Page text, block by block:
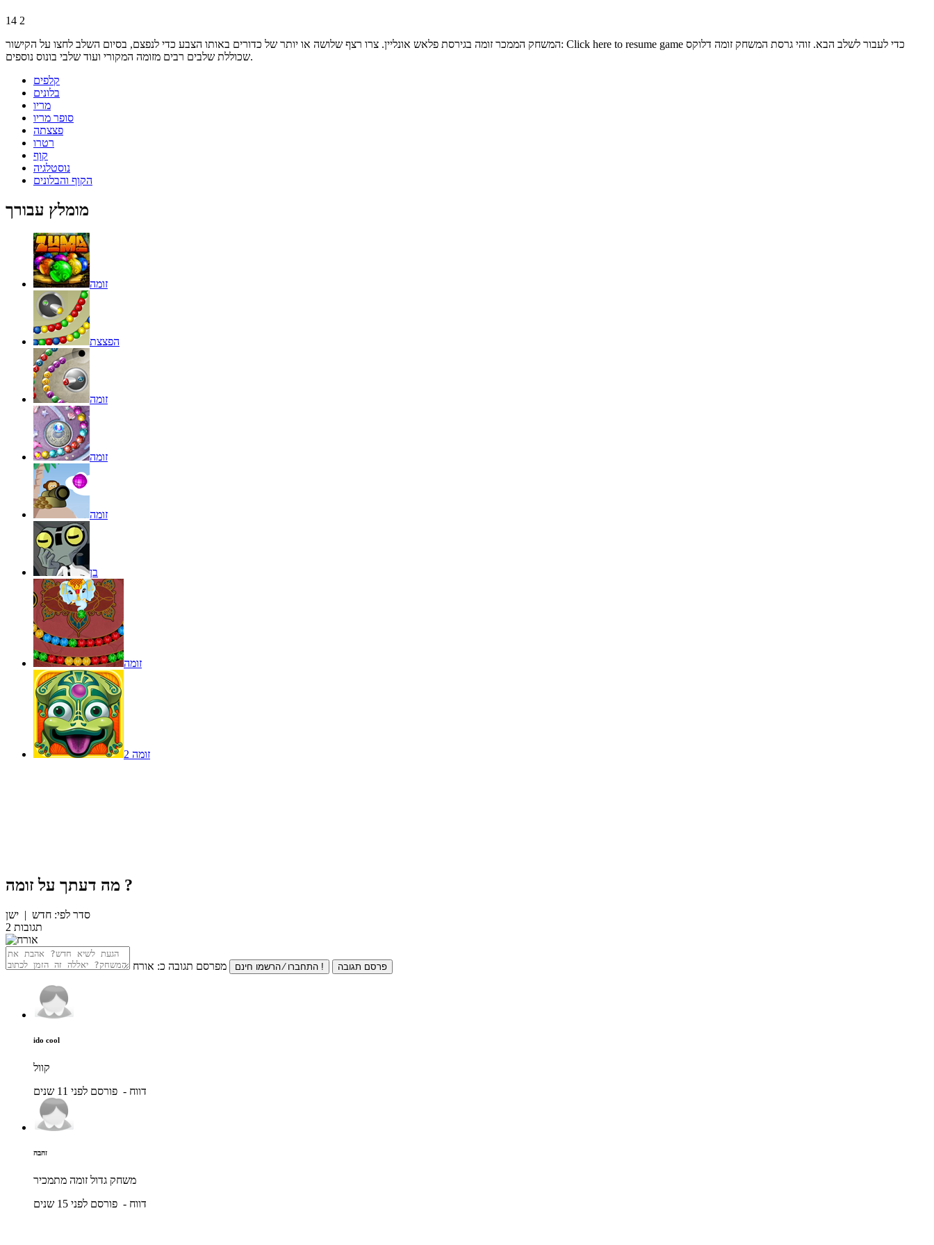
14 2
המשחק הממכר זומה בגירסת פלאש אונליין. צרו רצף שלושה או יותר של כדורים באותו הצבע כדי לנפצם, בסיום השלב לחצו על הקישור: Click here to resume game כדי לעבור לשלב הבא. זוהי גרסת המשחק זומה דלוקס
שכוללת שלבים רבים מזומה המקורי ועוד שלבי בונוס נוספים.
קלפים
בלונים
מריו
סופר מריו
פצצתה
רטרו
קוף
נוסטלגיה
הקוף והבלונים
מומלץ עבורך
זומה
הפצצת
זומה
זומה
זומה
בן
זומה
זומה 2
מה דעתך על זומה ?
סדר לפי: חדש | ישן
2 תגובות
מפרסם תגובה כ: אורח התחברו ⁄ הרשמו חינם ! פרסם תגובה
ido cool
קוול
דווח - פורסם לפני 11 שנים
זהבה
משחק גדול זומה מתמכיר
דווח - פורסם לפני 15 שנים